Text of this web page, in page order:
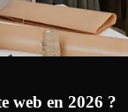
web en 2026 ?